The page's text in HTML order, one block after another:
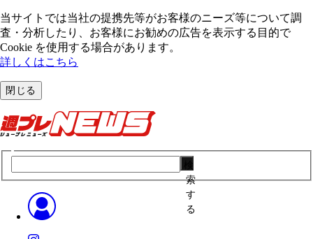
当サイトでは当社の提携先等がお客様のニーズ等について調
査・分析したり、お客様にお勧めの広告を表⽰する⽬的で
Cookie を使⽤する場合があります。
詳しくはこちら
閉じる
索
す
る